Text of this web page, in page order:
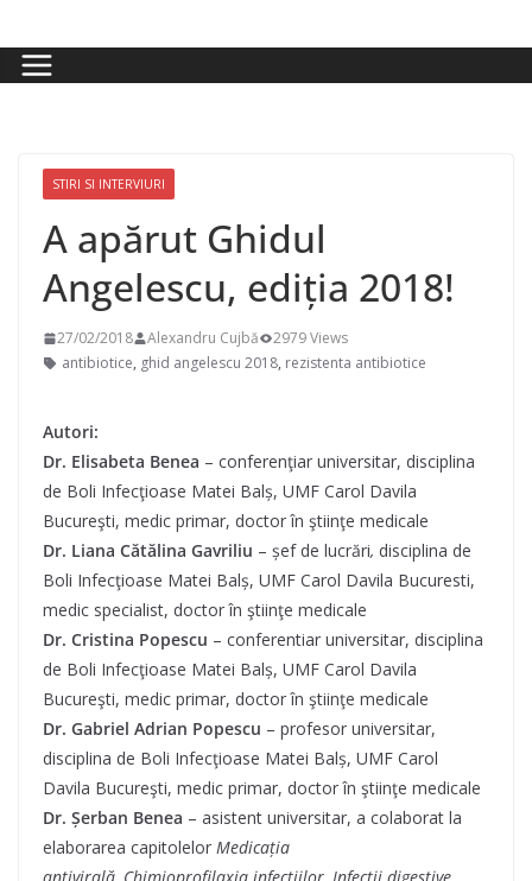
to
content
STIRI SI INTERVIURI
A apărut Ghidul
Angelescu, ediția 2018!
27/02/2018 Alexandru Cujbă
2979 Views
antibiotice, ghid angelescu 2018, rezistenta antibiotice
Autori:
Dr. Elisabeta Benea – conferenţiar universitar, disciplina
de Boli Infecţioase Matei Balș, UMF Carol Davila
Bucureşti, medic primar, doctor în ştiinţe medicale
Dr. Liana Cătălina Gavriliu – șef de lucrări, disciplina de
Boli Infecţioase Matei Balș, UMF Carol Davila Bucuresti,
medic specialist, doctor în ştiinţe medicale
Dr. Cristina Popescu – conferentiar universitar, disciplina
de Boli Infecţioase Matei Balș, UMF Carol Davila
Bucureşti, medic primar, doctor în ştiinţe medicale
Dr. Gabriel Adrian Popescu – profesor universitar,
disciplina de Boli Infecţioase Matei Balș, UMF Carol
Davila Bucureşti, medic primar, doctor în ştiinţe medicale
Dr. Șerban Benea – asistent universitar, a colaborat la
elaborarea capitolelor Medicația